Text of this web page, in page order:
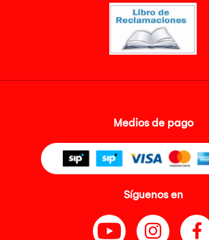
Medios de pago
Síguenos en